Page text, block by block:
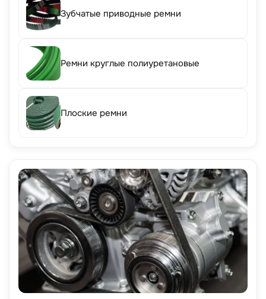
Зубчатые приводные ремни
Ремни круглые полиуретановые
Плоские ремни